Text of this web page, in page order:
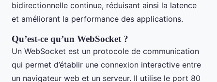
bidirectionnelle continue, réduisant ainsi la latence
et améliorant la performance des applications.
Qu’est-ce qu’un WebSocket ?
Un WebSocket est un protocole de communication
qui permet d’établir une connexion interactive entre
un navigateur web et un serveur. Il utilise le port 80